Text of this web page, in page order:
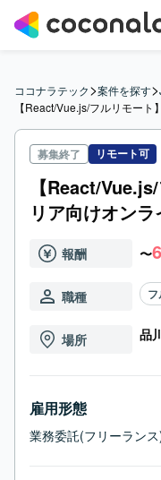
ココナラテック>案件を探す>
【React/Vue.js/フルリモー
募集終了 リモート可
【React/
リア向けオン
報酬 〜
職種
場所 品
雇用形態
業務委託(フリーラン